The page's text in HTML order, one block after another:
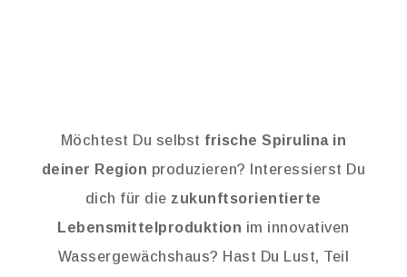
Möchtest Du selbst frische Spirulina in
deiner Region produzieren? Interessierst Du
dich für die zukunftsorientierte
Lebensmittelproduktion im innovativen
Wassergewächshaus? Hast Du Lust, Teil